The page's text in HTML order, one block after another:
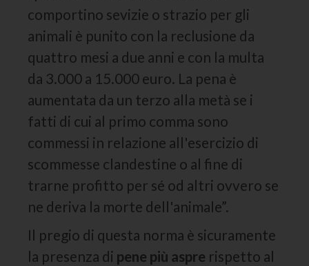
comportino sevizie o strazio per gli
animali è punito con la reclusione da
quattro mesi a due anni e con la multa
da 3.000 a 15.000 euro. La pena è
aumentata da un terzo alla metà se i
fatti di cui al primo comma sono
commessi in relazione all'esercizio di
scommesse clandestine o al fine di
trarne profitto per sé od altri ovvero se
ne deriva la morte dell'animale”.
Il pregio di questa norma è sicuramente
la presenza di pene più aspre rispetto al